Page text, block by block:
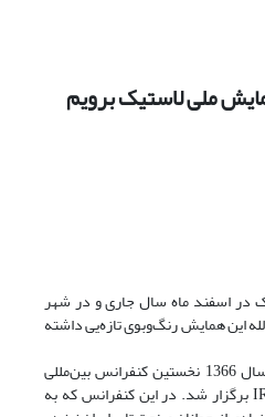
ملی لاستیک برویم
در اسفند ماه سال جاری و در شهر
این همایش رنگ‌وبوی تازه‌یی داشته
1- بیست‌ونه سال پیش و در سال 1366 نخستین کنفرانس بین‌مللی
لاستیک تهران با عنوان IRCT 87 برگزار شد. در این کنفرانس که به